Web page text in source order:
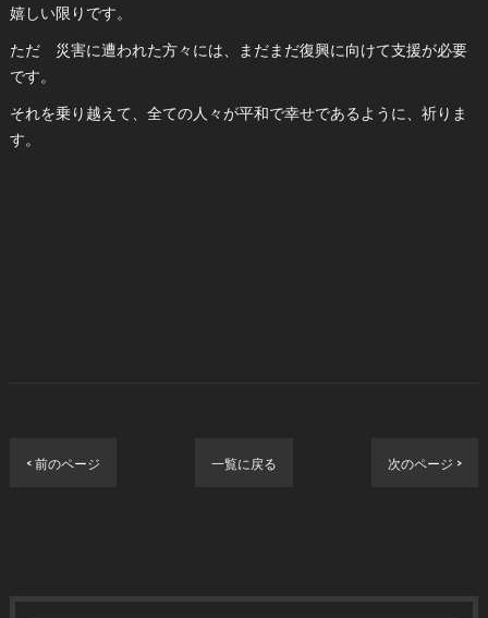
嬉しい限りです。
ただ 災害に遭われた方々には、まだまだ復興に向けて支援が必要
です。
それを乗り越えて、全ての人々が平和で幸せであるように、祈りま
す。
< 前のページ 一覧に戻る 次のページ >